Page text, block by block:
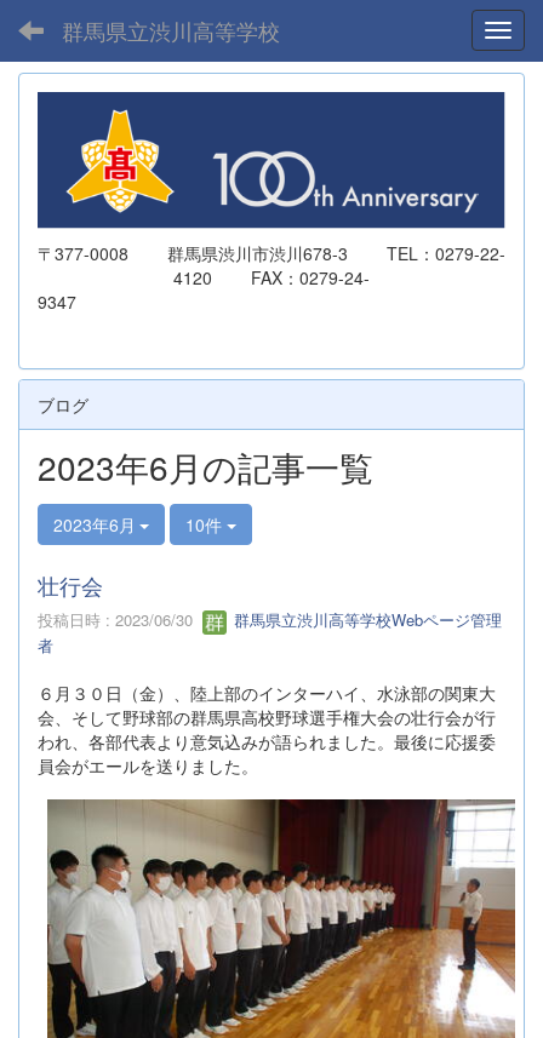
群馬県立渋川高等学校
〒377-0008 群馬県渋川市渋川678-3 TEL：0279-22-
4120 FAX：0279-24-
9347
ブログ
2023年6月の記事一覧
2023年6月 10件
壮行会
投稿日時 : 2023/06/30
群馬県立渋川高等学校Webページ管理
者
６月３０日（金）、陸上部のインターハイ、水泳部の関東大
会、そして野球部の群馬県高校野球選手権大会の壮行会が行
われ、各部代表より意気込みが語られました。最後に応援委
員会がエールを送りました。